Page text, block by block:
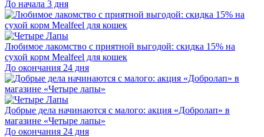
До начала 3 дня
Любимое лакомство с приятной выгодой: скидка 15% на
сухой корм Mealfeel для кошек
До окончания 24 дня
Добрые дела начинаются с малого: акция «Добролап» в
магазине «Четыре лапы»
До окончания 24 дня